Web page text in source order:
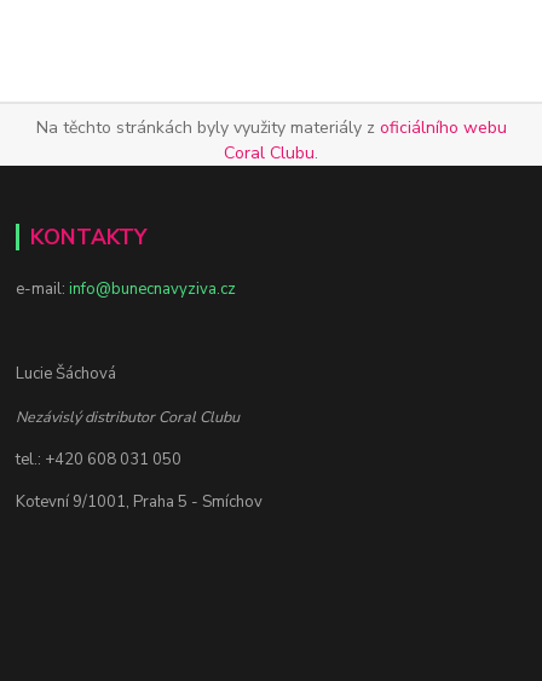
Na těchto stránkách byly využity materiály z oficiálního webu
Coral Clubu.
KONTAKTY
e-mail:info@bunecnavyziva.cz
Lucie Šáchová
Nezávislý distributor Coral Clubu
tel.: +420 608 031 050
Kotevní 9/1001, Praha 5 - Smíchov